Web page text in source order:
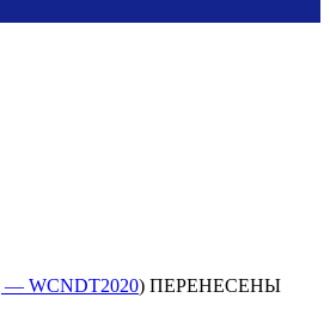
— WCNDT2020) ПЕРЕНЕСЕНЫ